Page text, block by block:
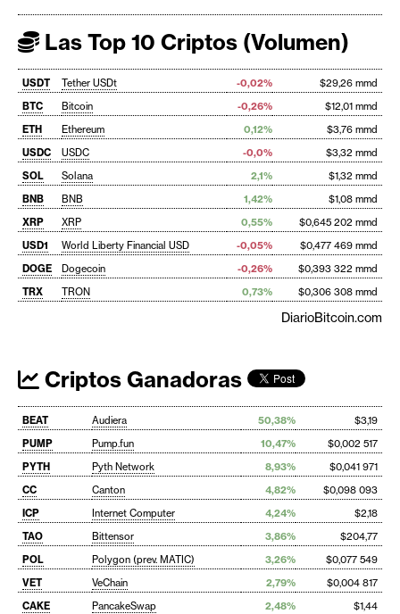
Las Top 10 Criptos (Volumen)
USDT Tether USDt -0,02%
$29,26 mmd
BTC
Bitcoin -0,26%
$12,01 mmd
ETH
Ethereum 0,12%
$3,76 mmd
USDC
USDC -0,0%
$3,32 mmd
SOL
Solana 2,1%
$1,32 mmd
BNB
BNB 1,42%
$1,08 mmd
XRP
XRP 0,55%
$0,645 202 mmd
USD1
World Liberty Financial USD -0,05%
$0,477 469 mmd
DOGE
Dogecoin -0,26%
$0,393 322 mmd
TRX
TRON 0,73% $0,306 308 mmd
DiarioBitcoin.com
Criptos Ganadoras
BEAT Audiera 50,38%
$3,19
PUMP
Pump.fun 10,47%
$0,002 517
PYTH
Pyth Network 8,93%
$0,041 971
CC
Canton 4,82%
$0,098 093
ICP
Internet Computer 4,24%
$2,18
TAO
Bittensor 3,86%
$204,77
POL
Polygon (prev. MATIC) 3,26%
$0,077 549
VET
VeChain 2,79%
$0,004 817
CAKE
PancakeSwap 2,48%
$1,44